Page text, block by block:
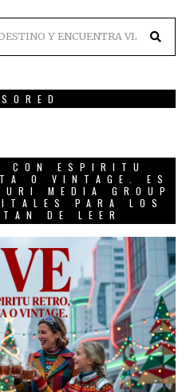
ESPIRITU
O VINTAGE. ES
MEDIA GROUP
PARA LOS
DE LEER